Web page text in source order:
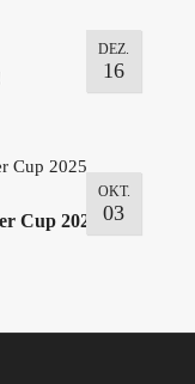
DEZ.
16
OKT.
03
Cup 2025